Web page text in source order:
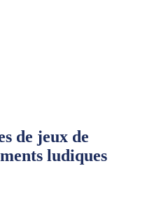
de jeux de
ludiques